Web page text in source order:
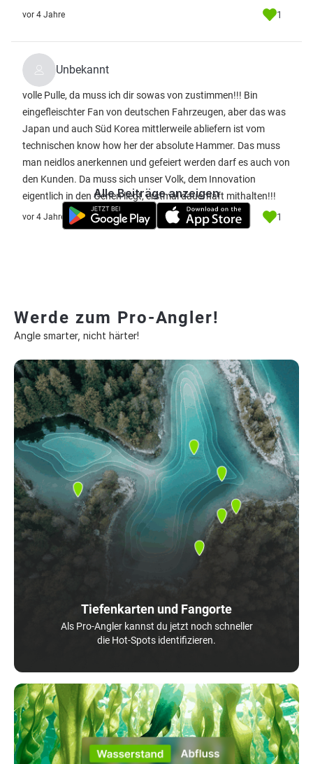
vor 4 Jahre 1
Unbekannt
volle Pulle, da muss ich dir sowas von zustimmen!!! Bin
eingefleischter Fan von deutschen Fahrzeugen, aber das was
Japan und auch Süd Korea mittlerweile abliefern ist vom
technischen know how her der absolute Hammer. Das muss
man neidlos anerkennen und gefeiert werden darf es auch von
den Kunden. Da muss sich unser Volk, dem Innovation
eigentlich in den Genen liegt, erstmal dauerhaft mithalten!!!
vor 4 Jahre 1
Alle Beiträge anzeigen
Werde zum Pro-Angler!
Angle smarter, nicht härter!
Tiefenkarten und Fangorte
Als Pro-Angler kannst du jetzt noch schneller
die Hot-Spots identifizieren.